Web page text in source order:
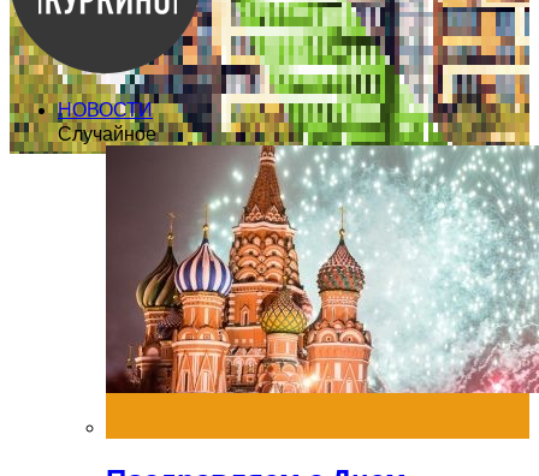
НОВОСТИ
Случайное